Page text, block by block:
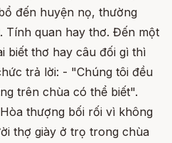
đến huyện nọ, thường
Tính quan hay thơ. Đến một
biết thơ hay câu đối gì thì
trả lời: - "Chúng tôi đều
trên chùa có thể biết".
thượng bối rối vì không
thợ giày ở trọ trong chùa